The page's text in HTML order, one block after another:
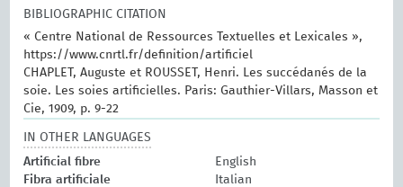
BIBLIOGRAPHIC CITATION
« Centre National de Ressources Textuelles et Lexicales »,
https://www.cnrtl.fr/definition/artificiel
CHAPLET, Auguste et ROUSSET, Henri. Les succédanés de la
soie. Les soies artificielles. Paris: Gauthier-Villars, Masson et
Cie, 1909, p. 9-22
IN OTHER LANGUAGES
Artificial fibre
English
Fibra artificiale
Italian